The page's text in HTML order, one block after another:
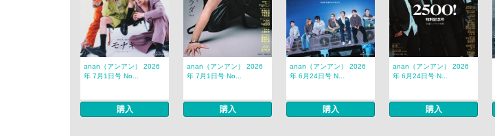
anan（アンアン） 2026
年 7月1日号 No...
購入
anan（アンアン） 2026
年 7月1日号 No...
購入
anan（アンアン） 2026
年 6月24日号 N...
購入
anan（アンアン） 2026
年 6月24日号 N...
購入